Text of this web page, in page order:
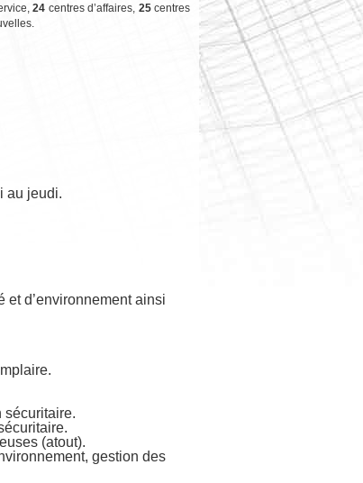
24 centres d’affaires, 25centres
au jeudi.
et d’environnement ainsi
sécuritaire.
(atout).
gestion des